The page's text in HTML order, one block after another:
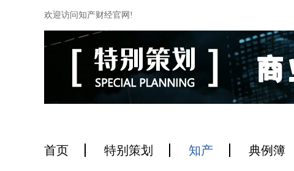
欢迎访问知产财经官网!
首页 特别策划 知产 典例簿